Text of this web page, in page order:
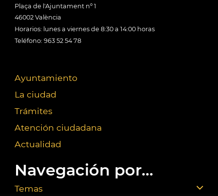
Plaça de l'Ajuntament nº 1
46002 València
Horarios: lunes a viernes de 8:30 a 14:00 horas
Teléfono: 963 52 54 78
Ayuntamiento
La ciudad
Trámites
Atención ciudadana
Actualidad
Navegación por...
Temas